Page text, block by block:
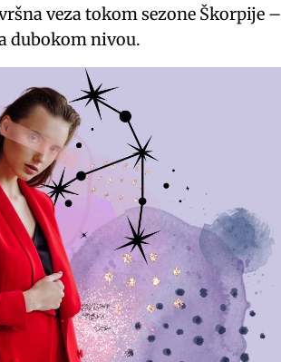
veza tokom sezone Škorpije –
dubokom nivou.